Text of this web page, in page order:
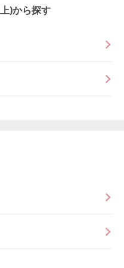
)から探す